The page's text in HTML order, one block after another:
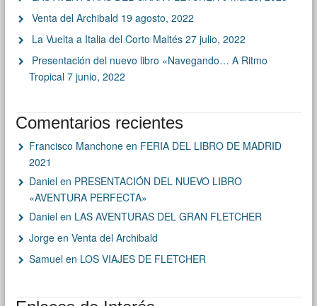
Venta del Archibald 19 agosto, 2022
La Vuelta a Italia del Corto Maltés 27 julio, 2022
Presentación del nuevo libro «Navegando… A Ritmo
Tropical 7 junio, 2022
Comentarios recientes
Francisco Manchone en FERIA DEL LIBRO DE MADRID
2021
Daniel en PRESENTACIÓN DEL NUEVO LIBRO
«AVENTURA PERFECTA»
Daniel en LAS AVENTURAS DEL GRAN FLETCHER
Jorge enVenta del Archibald
Samuel en LOS VIAJES DE FLETCHER